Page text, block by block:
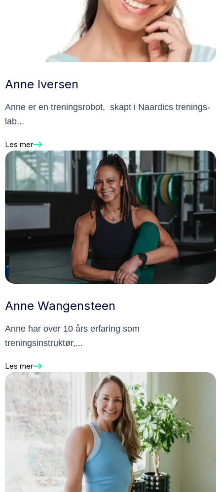
Anne Iversen
Anne er en treningsrobot, skapt i Naardics trenings-
lab...
Les mer
Anne Wangensteen
Anne har over 10 års erfaring som
treningsinstruktør,...
Les mer